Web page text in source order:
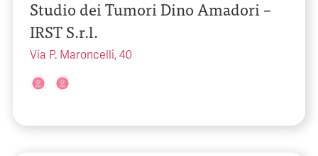
Studio dei Tumori Dino Amadori –
IRST S.r.l.
Via P. Maroncelli, 40